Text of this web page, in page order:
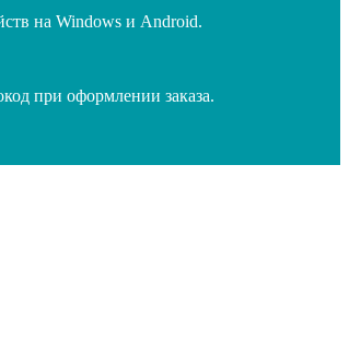
на Windows и Android.
при оформлении заказа.